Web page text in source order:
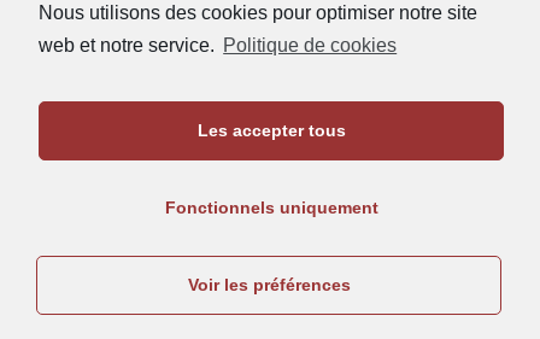
Nous utilisons des cookies pour optimiser notre site
web et notre service. Politique de cookies
Les accepter tous
Fonctionnels uniquement
Voir les préférences
Politique de cookies (UE)
Maison de l'Archéologie
05.57.12.45.63
rea@u-bordeaux-montaigne.fr